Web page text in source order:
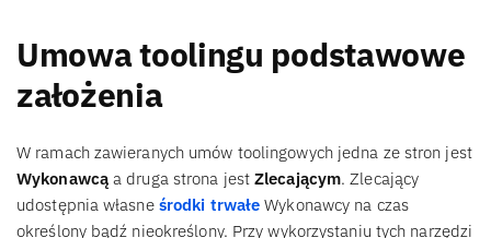
Umowa toolingu podstawowe
założenia
W ramach zawieranych umów toolingowych jedna ze stron jest
Wykonawcąa druga strona jestZlecającym. Zlecający
udostępnia własne środki trwałe Wykonawcy na czas
określony bądź nieokreślony. Przy wykorzystaniu tych narzędzi